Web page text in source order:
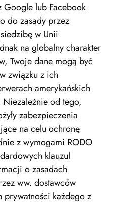
Google lub Facebook
do zasady przez
w Unii
na globalny charakter
Twoje dane mogą być
związku z ich
amerykańskich
Niezależnie od tego,
zabezpieczenia
na celu ochronę
z wymogami RODO
klauzul
o zasadach
ww. dostawców
prywatności każdego z